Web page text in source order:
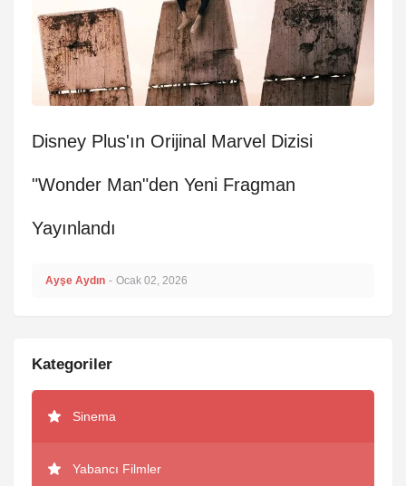
Disney Plus'ın Orijinal Marvel Dizisi
"Wonder Man"den Yeni Fragman
Yayınlandı
Ayşe Aydın - Ocak 02, 2026
Kategoriler
Sinema
Yabancı Filmler